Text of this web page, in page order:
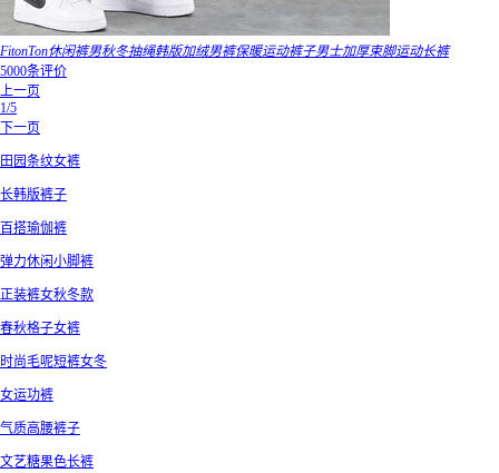
FitonTon休闲裤男秋冬抽绳韩版加绒男裤保暖运动裤子男士加厚束脚运动长裤
5000条评价
上一页
1/5
下一页
田园条纹女裤
长韩版裤子
百搭瑜伽裤
弹力休闲小脚裤
正装裤女秋冬款
春秋格子女裤
时尚毛呢短裤女冬
女运功裤
气质高腰裤子
文艺糖果色长裤